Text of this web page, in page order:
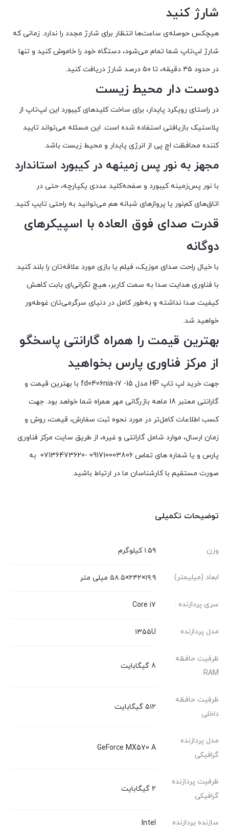
شارژ کنید
هیچکس حوصله‌ی ساعت‌ها انتظار برای شارژ مجدد را ندارد. زمانی که
شارژ لپ‌تاپ شما تمام می‌شود، دستگاه خود را خاموش کنید و تنها
در حدود ۴۵ دقیقه، تا ۵۰ درصد شارژ دریافت کنید.
دوست دار محیط زیست
در راستای رویکرد پایدار، برای ساخت کلیدهای کیبورد این لپ‌تاپ از
پلاستیک بازیافتی استفاده شده است. این مسئله می‌تواند تایید
کننده محافظت اچ پی از انرژی پایدار و محیط زیست باشد.
مجهز به نور پس زمینهه در کیبورد استاندارد
با نور پس‌زمینه کیبورد و صفحه‌کلید عددی یکپارچه، حتی در
اتاق‌های کم‌نور یا پروازهای شبانه هم می‌توانید به راحتی تایپ کنید.
قدرت صدای فوق العاده با اسپیکرهای
دوگانه
با خیال راحت صدای موزیک، فیلم یا بازی مورد علاقه‌تان را بلند کنید.
با فناوری هدایت صدا به سمت کاربر، هیچ نگرانی‌ای بابت کاهش
کیفیت صدا نداشته و به‌طور کامل در دنیای سرگرمی‌تان غوطه‌ور
خواهید شد.
بهترین قیمت را همراه گارانتی پاسخگو
از مرکز فناوری پارس بخواهید
جهت خرید لپ تاپ HP مدل 15- fd0406nia-i7 با بهترین قیمت و
گارانتی معتبر 18 ماهه بازرگانی مهر همراه شما خواهد بود. جهت
کسب اطلاعات کامل‌تر در مورد نحوه ثبت سفارش، قیمت، روش و
زمان ارسال، موارد شامل گارانتی و غیره، از طریق سایت مرکز فناوری
پارس و یا شماره های تماس 091710003806 -07136473620 به
صورت مستقیم با کارشناسان ما در ارتباط باشید.
توضیحات تکمیلی
وزن ۱.۵۹ کیلوگرم
ابعاد (میلیمتر) ۱۹.۹×۲۴۲×۵۸.۵ میلی متر
سری پردازنده : Core i7
مدل پردازنده ۱۳۵۵U
ظرفیت حافظه
RAM
8 گیگابایت
ظرفیت حافظه
داخلی
۵۱۲ گیگابایت
مدل پردازنده
گرافیکی
GeForce MX570 A
ظرفیت پردازنده
گرافیکی
2 گیگابایت
سازنده پردازنده Intel